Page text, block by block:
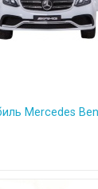
Mercedes